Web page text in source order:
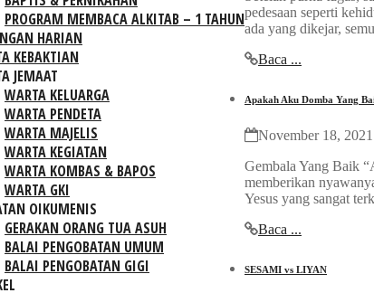
PROGRAM MEMBACA ALKITAB – 1 TAHUN
HARIAN
KEBAKTIAN
JEMAAT
WARTA KELUARGA
WARTA PENDETA
WARTA MAJELIS
WARTA KEGIATAN
WARTA KOMBAS & BAPOS
WARTA GKI
OIKUMENIS
GERAKAN ORANG TUA ASUH
BALAI PENGOBATAN UMUM
BALAI PENGOBATAN GIGI
pedesaan seperti
ada yang dikejar,
Baca ...
Apakah Aku Domba Yang
November 18, 2021
Gembala Yang Baik
memberikan
Yesus yang sangat
Baca ...
SESAMI vs LIYAN